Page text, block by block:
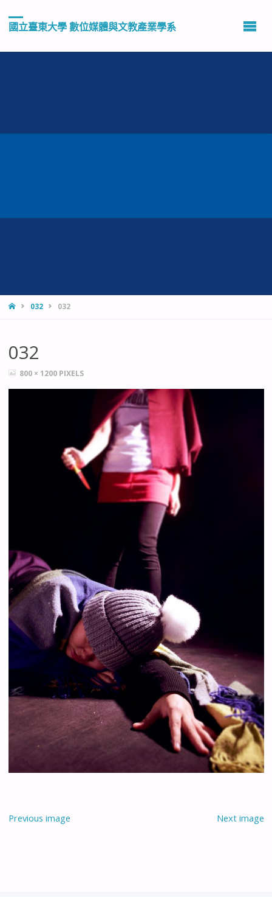
國立臺東大學 數位媒體與文教產業學系
HOME032 032
032
FULL800 × 1200 PIXELS
Previous image Next image